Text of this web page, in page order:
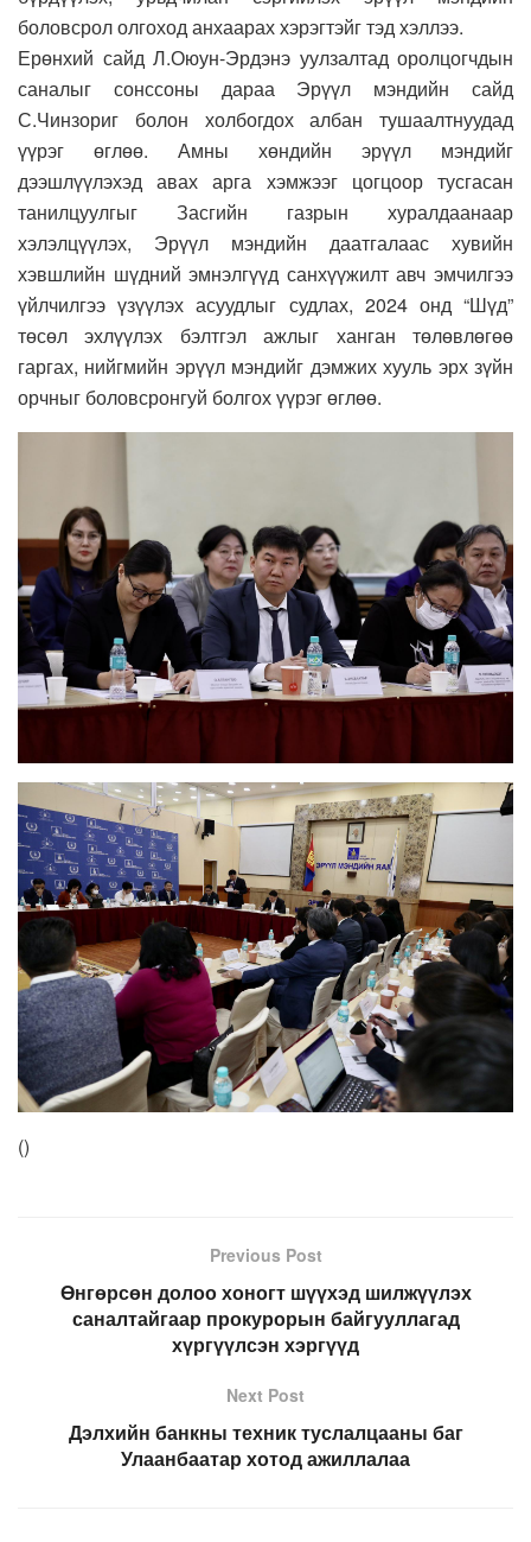
боловсрол олгоход анхаарах хэрэгтэйг тэд хэллээ.
Ерөнхий сайд Л.Оюун-Эрдэнэ уулзалтад оролцогчдын
саналыг сонссоны дараа Эрүүл мэндийн сайд
С.Чинзориг болон холбогдох албан тушаалтнуудад
үүрэг өглөө. Амны хөндийн эрүүл мэндийг
дээшлүүлэхэд авах арга хэмжээг цогцоор тусгасан
танилцуулгыг Засгийн газрын хуралдаанаар
хэлэлцүүлэх, Эрүүл мэндийн даатгалаас хувийн
хэвшлийн шүдний эмнэлгүүд санхүүжилт авч эмчилгээ
үйлчилгээ үзүүлэх асуудлыг судлах, 2024 онд “Шүд”
төсөл эхлүүлэх бэлтгэл ажлыг ханган төлөвлөгөө
гаргах, нийгмийн эрүүл мэндийг дэмжих хууль эрх зүйн
орчныг боловсронгуй болгох үүрэг өглөө.
()
Previous Post
Өнгөрсөн долоо хоногт шүүхэд шилжүүлэх
саналтайгаар прокурорын байгууллагад
хүргүүлсэн хэргүүд
Next Post
Дэлхийн банкны техник туслалцааны баг
Улаанбаатар хотод ажиллалаа